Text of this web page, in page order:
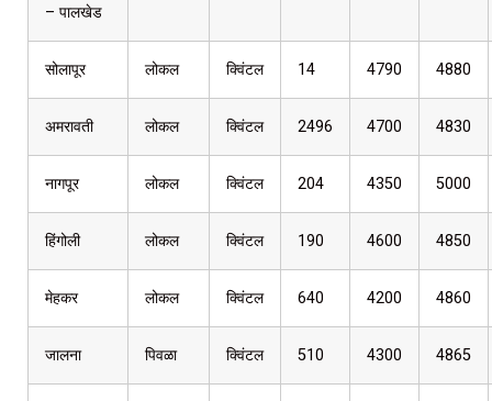
– पालखेड
सोलापूर लोकल क्विंटल 14 4790 4880
अमरावती लोकल क्विंटल 2496 4700 4830
नागपूर लोकल क्विंटल 204 4350 5000
हिंगोली लोकल क्विंटल 190 4600 4850
मेहकर लोकल क्विंटल 640 4200 4860
जालना पिवळा क्विंटल 510 4300 4865